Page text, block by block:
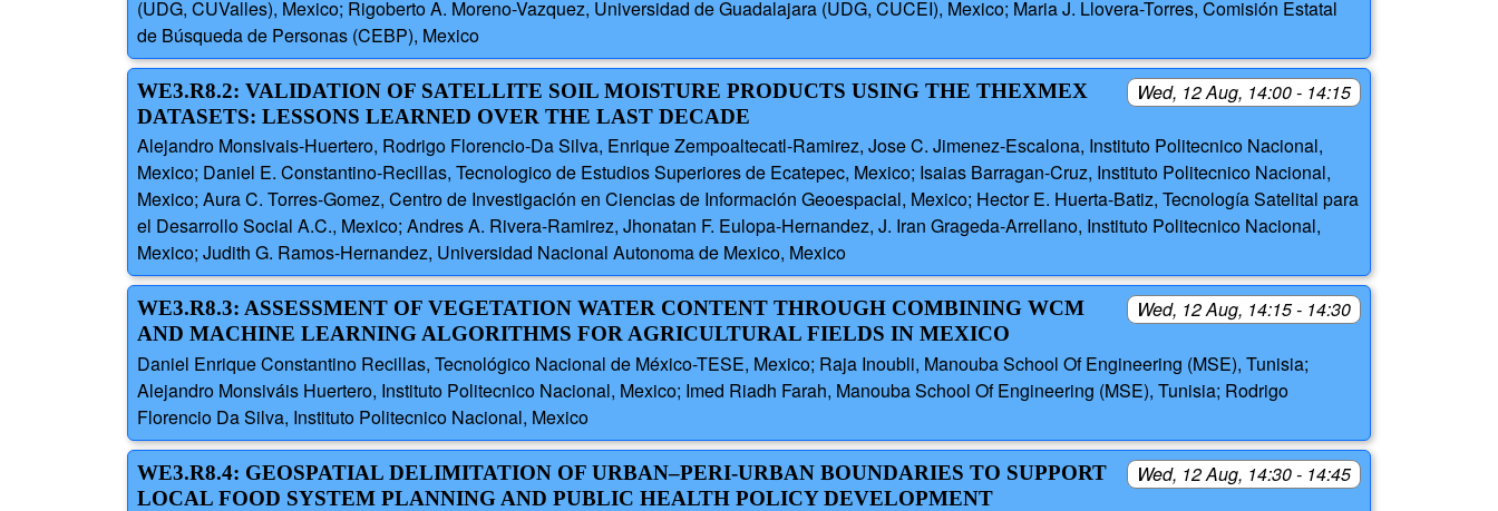
(UDG, CUValles), Mexico; Rigoberto A. Moreno-Vazquez, Universidad de Guadalajara (UDG, CUCEI), Mexico; Maria J. Llovera-Torres, Comisión Estatal
de Búsqueda de Personas (CEBP), Mexico
Wed, 12 Aug, 14:00 - 14:15
WE3.R8.2: VALIDATION OF SATELLITE SOIL MOISTURE PRODUCTS USING THE THEXMEX
DATASETS: LESSONS LEARNED OVER THE LAST DECADE
Alejandro Monsivais-Huertero, Rodrigo Florencio-Da Silva, Enrique Zempoaltecatl-Ramirez, Jose C. Jimenez-Escalona, Instituto Politecnico Nacional,
Mexico; Daniel E. Constantino-Recillas, Tecnologico de Estudios Superiores de Ecatepec, Mexico; Isaias Barragan-Cruz, Instituto Politecnico Nacional,
Mexico; Aura C. Torres-Gomez, Centro de Investigación en Ciencias de Información Geoespacial, Mexico; Hector E. Huerta-Batiz, Tecnología Satelital para
el Desarrollo Social A.C., Mexico; Andres A. Rivera-Ramirez, Jhonatan F. Eulopa-Hernandez, J. Iran Grageda-Arrellano, Instituto Politecnico Nacional,
Mexico; Judith G. Ramos-Hernandez, Universidad Nacional Autonoma de Mexico, Mexico
Wed, 12 Aug, 14:15 - 14:30
WE3.R8.3: ASSESSMENT OF VEGETATION WATER CONTENT THROUGH COMBINING WCM
AND MACHINE LEARNING ALGORITHMS FOR AGRICULTURAL FIELDS IN MEXICO
Daniel Enrique Constantino Recillas, Tecnológico Nacional de México-TESE, Mexico; Raja Inoubli, Manouba School Of Engineering (MSE), Tunisia;
Alejandro Monsiváis Huertero, Instituto Politecnico Nacional, Mexico; Imed Riadh Farah, Manouba School Of Engineering (MSE), Tunisia; Rodrigo
Florencio Da Silva, Instituto Politecnico Nacional, Mexico
Wed, 12 Aug, 14:30 - 14:45
WE3.R8.4: GEOSPATIAL DELIMITATION OF URBAN–PERI-URBAN BOUNDARIES TO SUPPORT
LOCAL FOOD SYSTEM PLANNING AND PUBLIC HEALTH POLICY DEVELOPMENT